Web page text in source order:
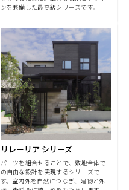
ンを兼備した最高級シリーズです。
リレーリア シリーズ
パーツを組合せることで、敷地全体で
の自由な設計を実現するシリーズで
す。室内外を自然につなぎ、建物と外